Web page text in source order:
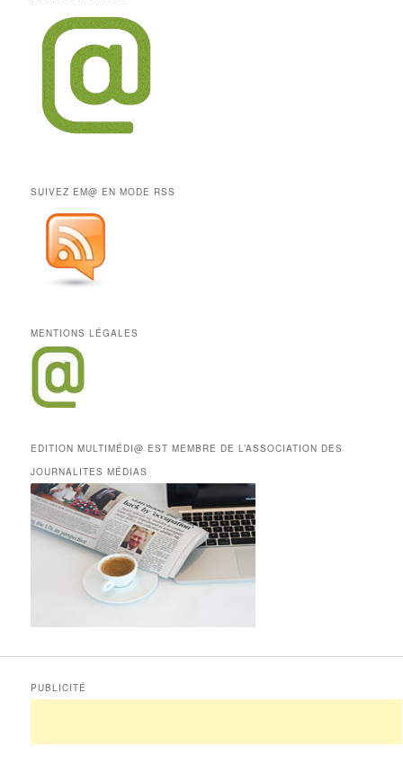
SUIVEZ EM@ EN MODE RSS
MENTIONS LÉGALES
EDITION MULTIMÉDI@ EST MEMBRE DE L’ASSOCIATION DES
JOURNALITES MÉDIAS
PUBLICITÉ